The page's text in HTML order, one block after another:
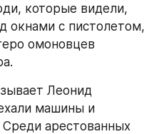
которые видели,
окнами с пистолетом,
омоновцев
Леонид
машины и
арестованных